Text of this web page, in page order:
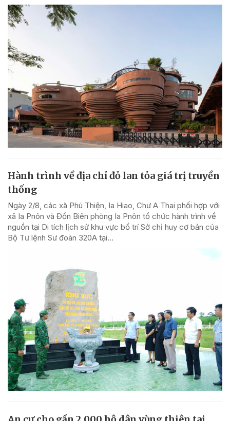
Hành trình về địa chỉ đỏ lan tỏa giá trị truyền
thống
Ngày 2/8, các xã Phú Thiện, Ia Hiao, Chư A Thai phối hợp với
xã Ia Pnôn và Đồn Biên phòng Ia Pnôn tổ chức hành trình về
nguồn tại Di tích lịch sử khu vực bố trí Sở chỉ huy cơ bản của
Bộ Tư lệnh Sư đoàn 320A tại...